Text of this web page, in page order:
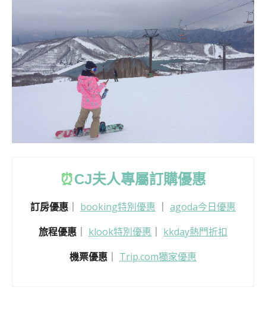
⏰CJ夫人專屬訂購優惠
訂房優惠 booking特別優惠
agoda今日優惠
旅程優惠
klook特別優惠
kkday熱門折扣
機票優惠
Trip.com獨家優惠